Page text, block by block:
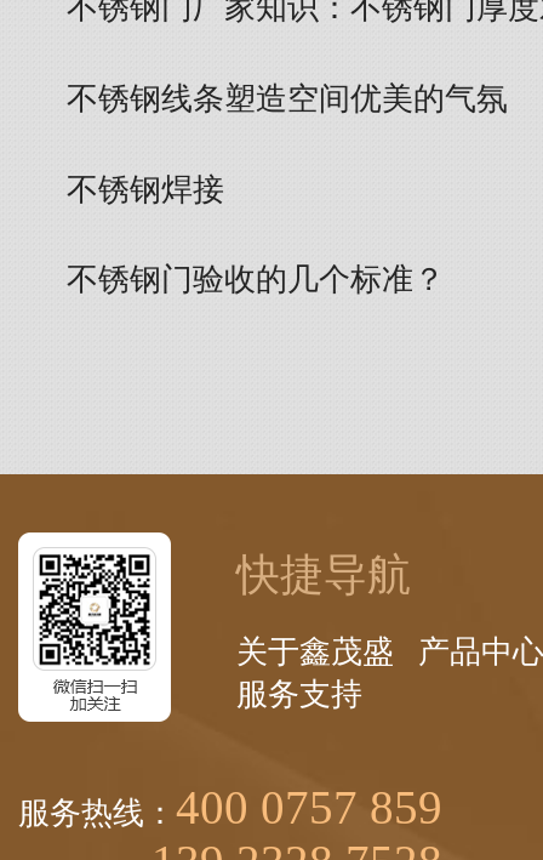
不锈钢门厂家知识：不锈钢门厚
不锈钢线条塑造空间优美的气氛
不锈钢焊接
不锈钢门验收的几个标准？
快捷导航
关于鑫茂盛
产品中心
服务支持
服务热线： 400 0757 859